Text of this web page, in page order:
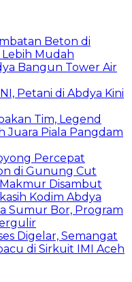
Beton di
Mudah
Bangun Tower Air
Petani di Abdya Kini
Tim, Legend
Juara Piala Pangdam
Percepat
di Gunung Cut
Disambut
Kodim Abdya
Sumur Bor, Program
Digelar, Semangat
di Sirkuit IMI Aceh